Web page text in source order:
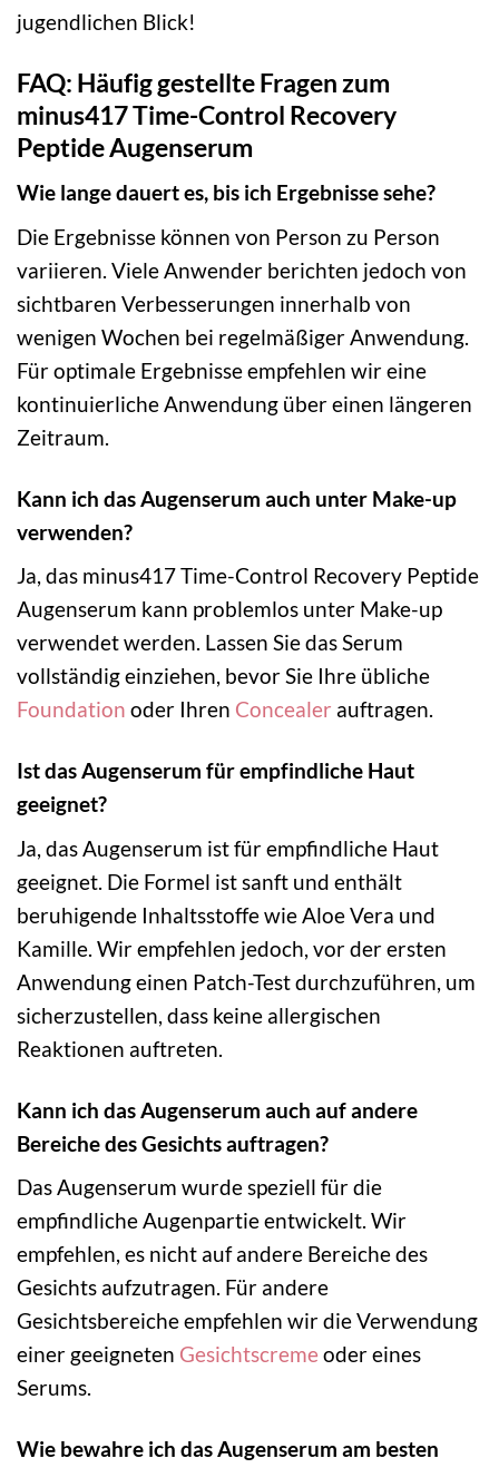
jugendlichen Blick!
FAQ: Häufig gestellte Fragen zum
minus417 Time-Control Recovery
Peptide Augenserum
Wie lange dauert es, bis ich Ergebnisse sehe?
Die Ergebnisse können von Person zu Person
variieren. Viele Anwender berichten jedoch von
sichtbaren Verbesserungen innerhalb von
wenigen Wochen bei regelmäßiger Anwendung.
Für optimale Ergebnisse empfehlen wir eine
kontinuierliche Anwendung über einen längeren
Zeitraum.
Kann ich das Augenserum auch unter Make-up
verwenden?
Ja, das minus417 Time-Control Recovery Peptide
Augenserum kann problemlos unter Make-up
verwendet werden. Lassen Sie das Serum
vollständig einziehen, bevor Sie Ihre übliche
Foundation oder Ihren Concealer auftragen.
Ist das Augenserum für empfindliche Haut
geeignet?
Ja, das Augenserum ist für empfindliche Haut
geeignet. Die Formel ist sanft und enthält
beruhigende Inhaltsstoffe wie Aloe Vera und
Kamille. Wir empfehlen jedoch, vor der ersten
Anwendung einen Patch-Test durchzuführen, um
sicherzustellen, dass keine allergischen
Reaktionen auftreten.
Kann ich das Augenserum auch auf andere
Bereiche des Gesichts auftragen?
Das Augenserum wurde speziell für die
empfindliche Augenpartie entwickelt. Wir
empfehlen, es nicht auf andere Bereiche des
Gesichts aufzutragen. Für andere
Gesichtsbereiche empfehlen wir die Verwendung
einer geeigneten Gesichtscremeoder eines
Serums.
Wie bewahre ich das Augenserum am besten